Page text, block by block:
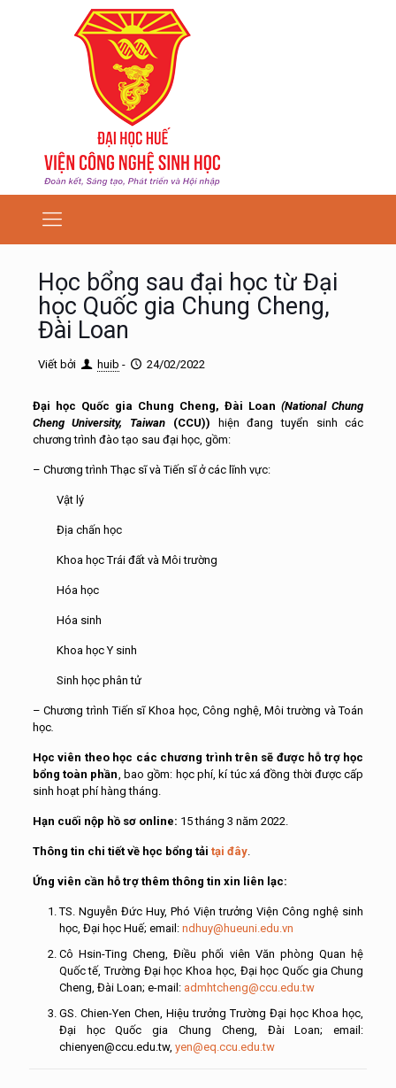
Học bổng sau đại học từ Đại
học Quốc gia Chung Cheng,
Đài Loan
Viết bởi huib - 24/02/2022
Đại học Quốc gia Chung Cheng, Đài Loan(National Chung
Cheng University, Taiwan (CCU)) hiện đang tuyển sinh các
chương trình đào tạo sau đại học, gồm:
– Chương trình Thạc sĩ và Tiến sĩ ở các lĩnh vực:
Vật lý
Địa chấn học
Khoa học Trái đất và Môi trường
Hóa học
Hóa sinh
Khoa học Y sinh
Sinh học phân tử
– Chương trình Tiến sĩ Khoa học, Công nghệ, Môi trường và Toán
học.
Học viên theo học các chương trình trên sẽ được hỗ trợ học
bổng toàn phần, bao gồm: học phí, kí túc xá đồng thời được cấp
sinh hoạt phí hàng tháng.
Hạn cuối nộp hồ sơ online: 15 tháng 3 năm 2022.
Thông tin chi tiết về học bổng tải tại đây.
Ứng viên cần hỗ trợ thêm thông tin xin liên lạc:
TS. Nguyễn Đức Huy, Phó Viện trưởng Viện Công nghệ sinh
học, Đại học Huế; email: ndhuy@hueuni.edu.vn
Cô Hsin-Ting Cheng, Điều phối viên Văn phòng Quan hệ
Quốc tế, Trường Đại học Khoa học, Đại học Quốc gia Chung
Cheng, Đài Loan; e-mail: admhtcheng@ccu.edu.tw
GS. Chien-Yen Chen, Hiệu trưởng Trường Đại học Khoa học,
Đại học Quốc gia Chung Cheng, Đài Loan; email:
chienyen@ccu.edu.tw, yen@eq.ccu.edu.tw